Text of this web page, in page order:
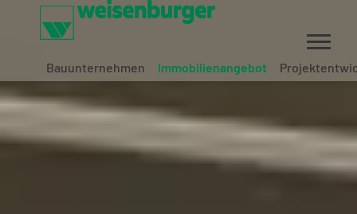
Bauunternehmen Immobilienangebot